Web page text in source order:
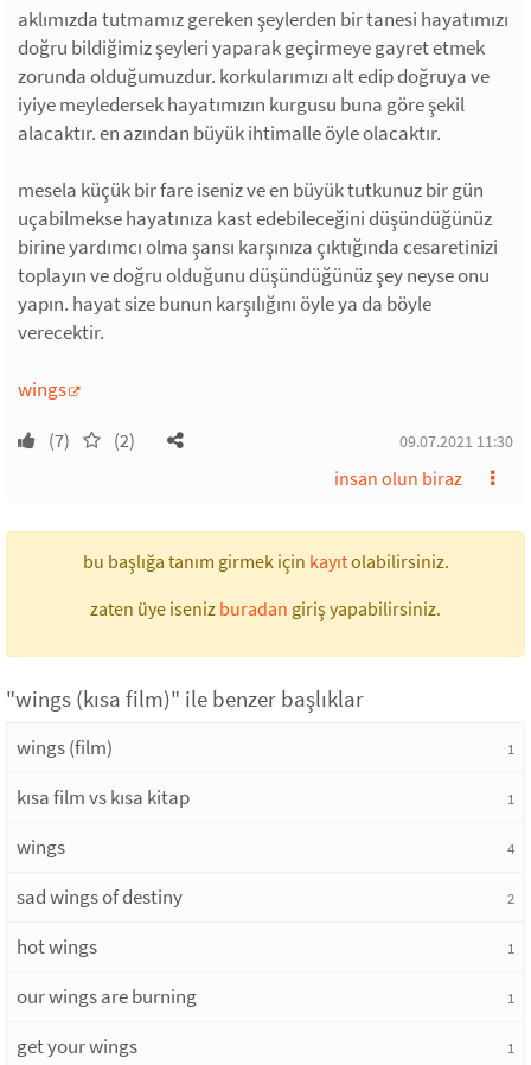
aklımızda tutmamız gereken şeylerden bir tanesi hayatımızı
doğru bildiğimiz şeyleri yaparak geçirmeye gayret etmek
zorunda olduğumuzdur. korkularımızı alt edip doğruya ve
iyiye meyledersek hayatımızın kurgusu buna göre şekil
alacaktır. en azından büyük ihtimalle öyle olacaktır.
mesela küçük bir fare iseniz ve en büyük tutkunuz bir gün
uçabilmekse hayatınıza kast edebileceğini düşündüğünüz
birine yardımcı olma şansı karşınıza çıktığında cesaretinizi
toplayın ve doğru olduğunu düşündüğünüz şey neyse onu
yapın. hayat size bunun karşılığını öyle ya da böyle
verecektir.
wings
(7) (2) 09.07.2021 11:30
insan olun biraz
bu başlığa tanım girmek için kayıtolabilirsiniz.
zaten üye iseniz buradan giriş yapabilirsiniz.
"wings (kısa film)" ile benzer başlıklar
wings (film) 1
kısa film vs kısa kitap 1
wings 4
sad wings of destiny 2
hot wings 1
our wings are burning 1
get your wings 1